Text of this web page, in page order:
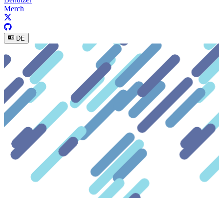
Merch
DE